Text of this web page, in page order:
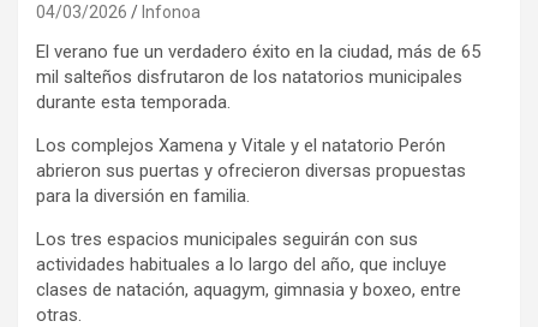
04/03/2026 Infonoa
El verano fue un verdadero éxito en la ciudad, más de 65
mil salteños disfrutaron de los natatorios municipales
durante esta temporada.
Los complejos Xamena y Vitale y el natatorio Perón
abrieron sus puertas y ofrecieron diversas propuestas
para la diversión en familia.
Los tres espacios municipales seguirán con sus
actividades habituales a lo largo del año, que incluye
clases de natación, aquagym, gimnasia y boxeo, entre
otras.